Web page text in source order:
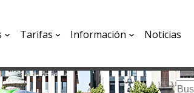
Tarifas Información Noticias